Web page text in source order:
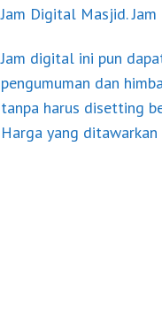
Jam Digital Masjid.
Jam digital ini pun
pengumuman dan
tanpa harus disetting
Harga yang ditawarkan